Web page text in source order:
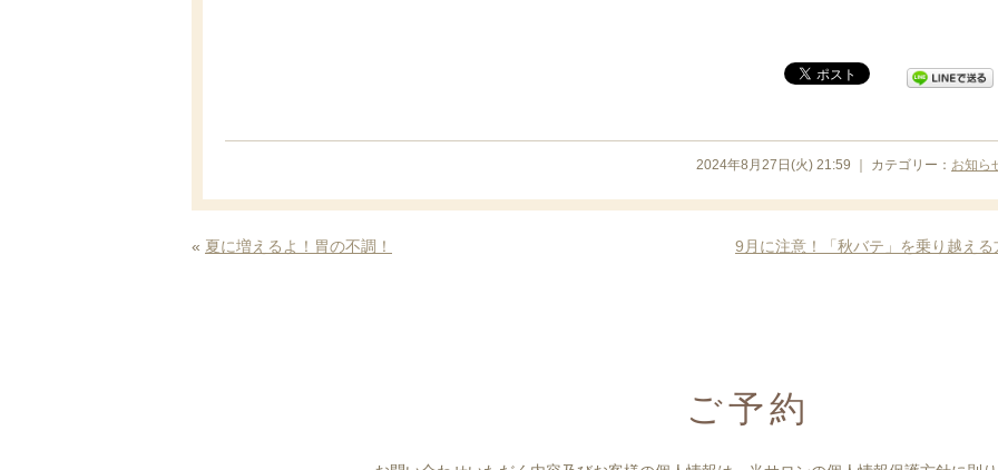
2024年8月27日(火) 21:59 ｜ カテゴリー： お知ら
« 夏に増えるよ！胃の不調！ 9月に注意！「秋バテ」を乗り越える
ご予約